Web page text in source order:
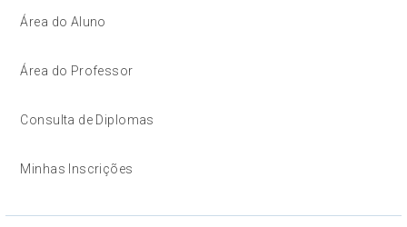
Área do Aluno
Área do Professor
Consulta de Diplomas
Minhas Inscrições